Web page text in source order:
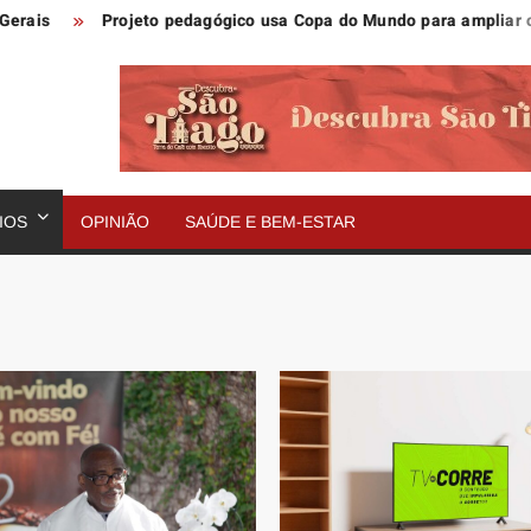
Projeto pedagógico usa Copa do Mundo para ampliar o
OPINIÃO SAÚDE E BEM-ESTAR